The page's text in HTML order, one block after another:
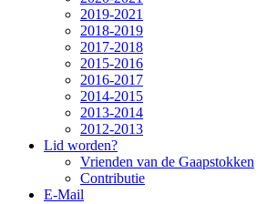
2019-2021
2018-2019
2017-2018
2015-2016
2016-2017
2014-2015
2013-2014
2012-2013
Lid worden?
Vrienden van de Gaapstokken
Contributie
E-Mail